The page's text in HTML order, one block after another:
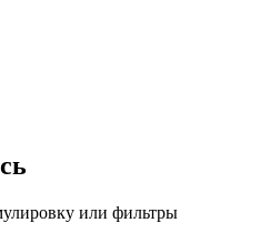
или фильтры